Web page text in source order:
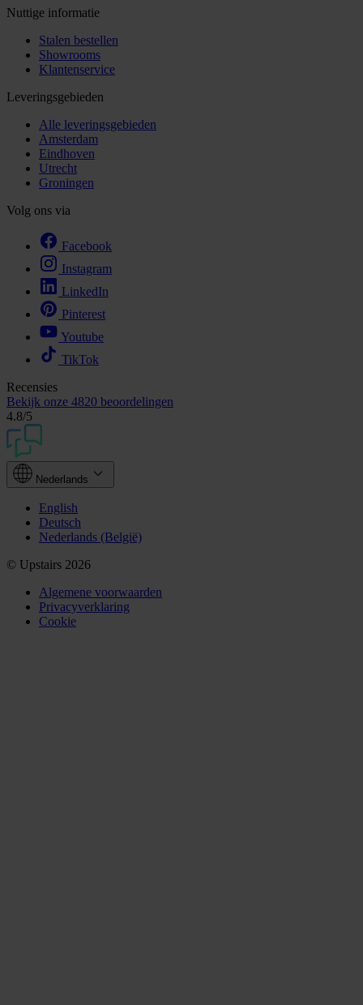
Nuttige informatie
Stalen bestellen
Showrooms
Klantenservice
Leveringsgebieden
Alle leveringsgebieden
Amsterdam
Eindhoven
Utrecht
Groningen
Volg ons via
Facebook
Instagram
LinkedIn
Pinterest
Youtube
TikTok
Recensies
Bekijk onze 4820 beoordelingen
4.8/5
Nederlands
English
Deutsch
Nederlands (België)
© Upstairs 2026
Algemene voorwaarden
Privacyverklaring
Cookie